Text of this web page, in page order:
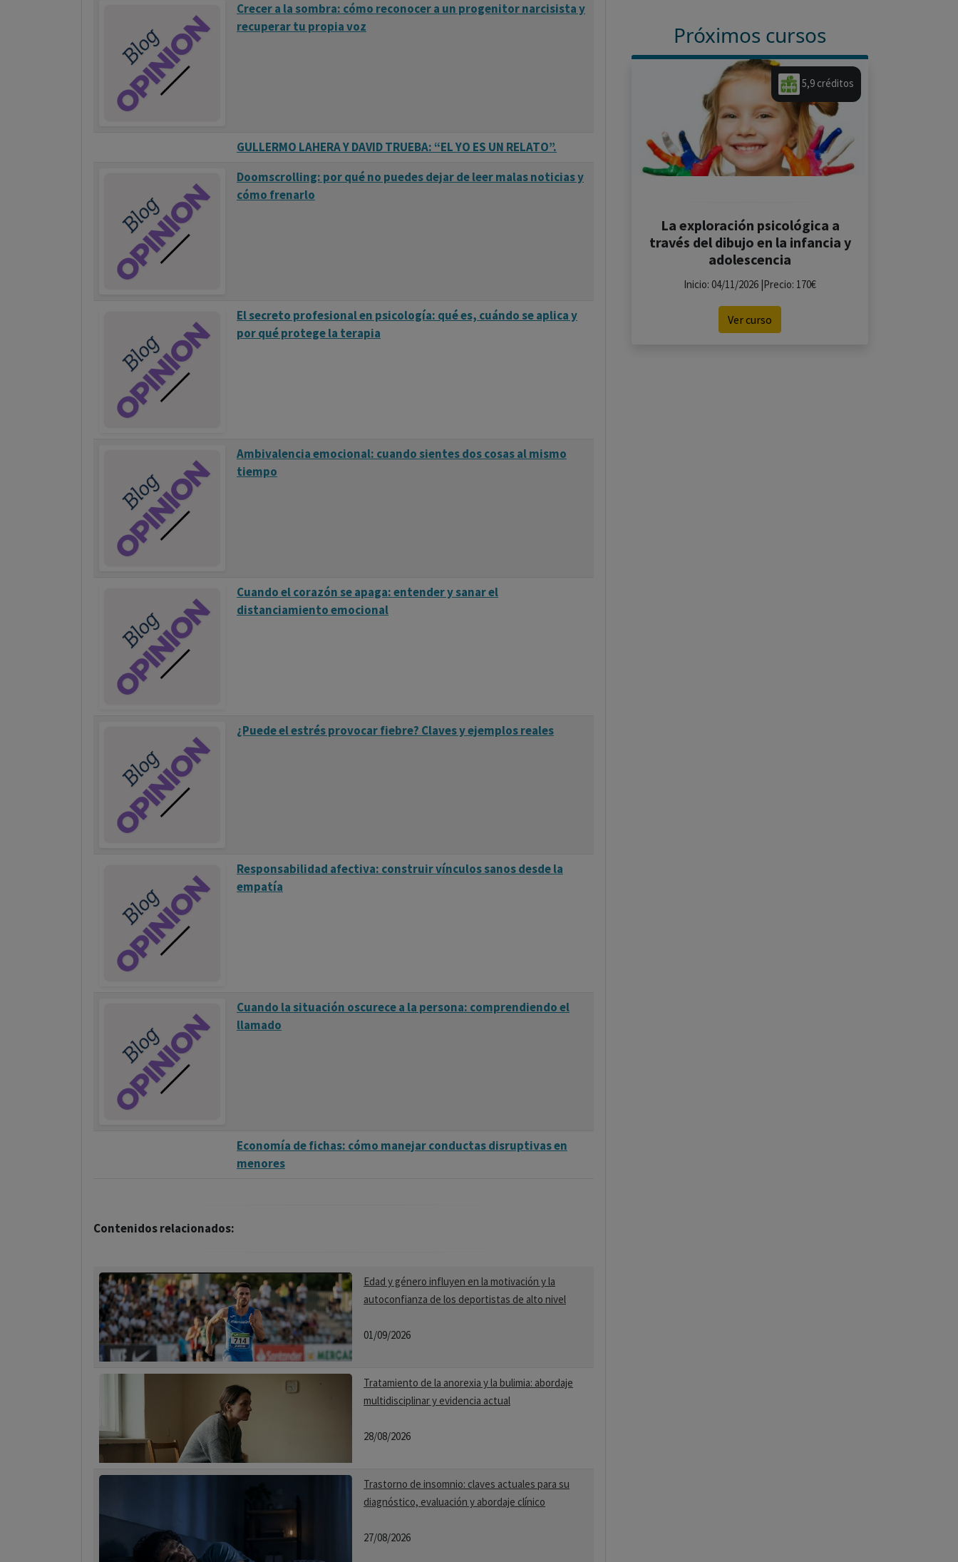
Crecer a la sombra: cómo reconocer a un progenitor narcisista y
recuperar tu propia voz
GULLERMO LAHERA Y DAVID TRUEBA: “EL YO ES UN RELATO”.
Doomscrolling: por qué no puedes dejar de leer malas noticias y
cómo frenarlo
El secreto profesional en psicología: qué es, cuándo se aplica y
por qué protege la terapia
Ambivalencia emocional: cuando sientes dos cosas al mismo
tiempo
Cuando el corazón se apaga: entender y sanar el
distanciamiento emocional
¿Puede el estrés provocar fiebre? Claves y ejemplos reales
Responsabilidad afectiva: construir vínculos sanos desde la
empatía
Cuando la situación oscurece a la persona: comprendiendo el
llamado
Economía de fichas: cómo manejar conductas disruptivas en
menores
Contenidos relacionados:
Edad y género influyen en la motivación y la
autoconfianza de los deportistas de alto nivel
01/09/2026
Tratamiento de la anorexia y la bulimia: abordaje
multidisciplinar y evidencia actual
28/08/2026
Trastorno de insomnio: claves actuales para su
diagnóstico, evaluación y abordaje clínico
27/08/2026
Próximos cursos
5,9 créditos
La exploración psicológica a
través del dibujo en la infancia y
adolescencia
Inicio: 04/11/2026 |Precio: 170€
Ver curso